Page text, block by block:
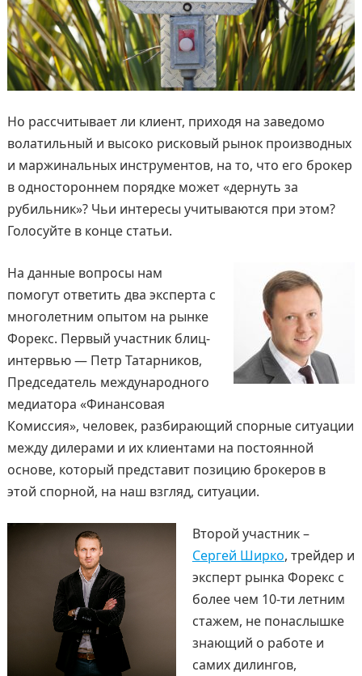
Но рассчитывает ли клиент, приходя на заведомо
волатильный и высоко рисковый рынок производных
и маржинальных инструментов, на то, что его брокер
в одностороннем порядке может «дернуть за
рубильник»? Чьи интересы учитываются при этом?
Голосуйте в конце статьи.
На данные вопросы нам
помогут ответить два эксперта с
многолетним опытом на рынке
Форекс. Первый участник блиц-
интервью — Петр Татарников,
Председатель международного
медиатора «Финансовая
Комиссия», человек, разбирающий спорные ситуации
между дилерами и их клиентами на постоянной
основе, который представит позицию брокеров в
этой спорной, на наш взгляд, ситуации.
Второй участник –
Сергей Ширко, трейдер и
эксперт рынка Форекс с
более чем 10-ти летним
стажем, не понаслышке
знающий о работе и
самих дилингов,